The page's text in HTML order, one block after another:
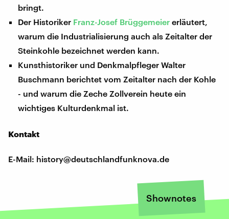
bringt.
Der Historiker Franz-Josef Brüggemeier erläutert,
warum die Industrialisierung auch als Zeitalter der
Steinkohle bezeichnet werden kann.
Kunsthistoriker und Denkmalpfleger Walter
Buschmann berichtet vom Zeitalter nach der Kohle
- und warum die Zeche Zollverein heute ein
wichtiges Kulturdenkmal ist.
Kontakt
E-Mail: history@deutschlandfunknova.de
Shownotes